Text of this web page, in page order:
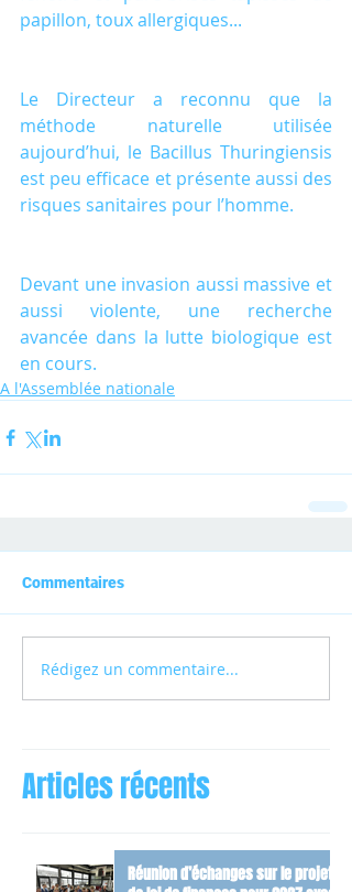
papillon, toux allergiques...
Le Directeur a reconnu que la
méthode naturelle utilisée
aujourd’hui, le Bacillus Thuringiensis
est peu efficace et présente aussi des
risques sanitaires pour l’homme.
Devant une invasion aussi massive et
aussi violente, une recherche
avancée dans la lutte biologique est
en cours.
A l'Assemblée nationale
Commentaires
Rédigez un commentaire...
Articles récents
Réunion d’échanges sur le projet